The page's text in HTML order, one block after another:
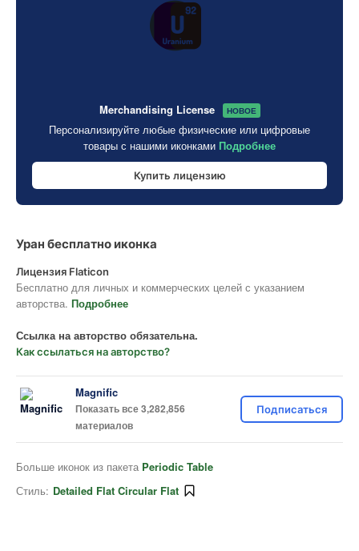
Merchandising License НОВОЕ
Персонализируйте любые физические или цифровые
товары с нашими иконками Подробнее
Купить лицензию
Уран бесплатно иконка
Лицензия Flaticon
Бесплатно для личных и коммерческих целей с указанием
авторства. Подробнее
Ссылка на авторство обязательна.
Как ссылаться на авторство?
Magnific
Показать все 3,282,856
материалов
Подписаться
Больше иконок из пакета Periodic Table
Стиль: Detailed Flat Circular Flat